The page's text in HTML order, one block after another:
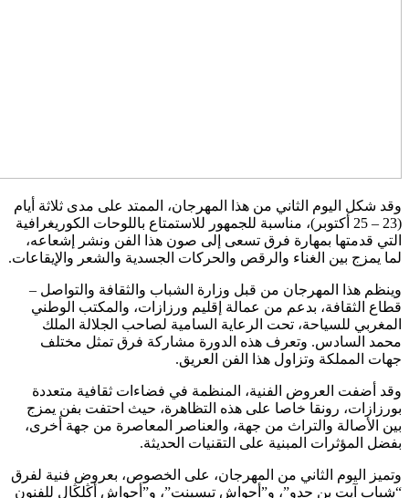
شكل اليوم الثاني من هذا المهرجان، الممتد على مدى ثلاثة أيام
(23 – 25 أكتوبر)، مناسبة للجمهور للاستمتاع باللوحات الكوريغرافية
قدمتها بمهارة فرق تسعى إلى صون هذا الفن ونشر إشعاعه،
يمزج بين الغناء والرقص والحركات الجسدية والشعر والإيقاعات.
هذا المهرجان من قبل وزارة الشباب والثقافة والتواصل –
الثقافة، بدعم من عمالة إقليم ورزازات، والمكتب الوطني
للسياحة، تحت الرعاية السامية لصاحب الجلالة الملك
السادس. وتعرف هذه الدورة مشاركة فرق تمثل مختلف
المملكة وتزاول هذا الفن العريق.
أضفت العروض الفنية، المنظمة في فضاءات ثقافية متعددة
رونقا خاصا على هذه التظاهرة، حيث احتفت بفن يمزج
الأصالة والتراث من جهة، والعناصر المعاصرة من جهة أخرى،
المؤثرات المبنية على التقنيات الحديثة.
اليوم الثاني من المهرجان، على الخصوص، بعروض فنية لفرق
آيت بن حدو”، و”أحواش تيسينت”، و”أحواش أڭلڭال للفنون